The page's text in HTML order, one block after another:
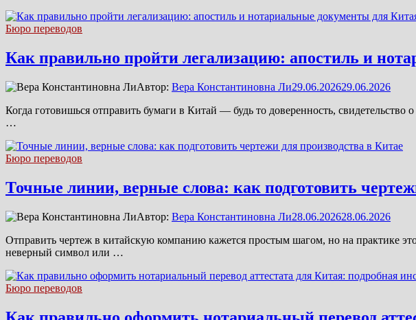
Бюро переводов
Как правильно пройти легализацию: апостиль и
Автор: Вера Константиновна Ли29.06.202629.06.2026
Когда готовишься отправить бумаги в Китай — будь то доверенность,
…
Бюро переводов
Точные линии, верные слова: как подготовить
Автор: Вера Константиновна Ли28.06.202628.06.2026
Отправить чертеж в китайскую компанию кажется простым шагом, но на практике
неверный символ или …
Бюро переводов